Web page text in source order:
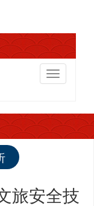
切
换
航
旅安全技